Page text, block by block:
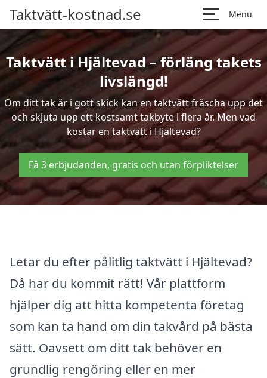
Taktvätt-kostnad.se Menu
Taktvätt i Hjältevad – förläng takets
livslängd!
Om ditt tak är i gott skick kan en taktvätt fräscha upp det
och skjuta upp ett kostsamt takbyte i flera år. Men vad
kostar en taktvätt i Hjältevad?
Få 3 erbjudanden, gratis och utan förpliktelser
Letar du efter pålitlig taktvätt i Hjältevad?
Då har du kommit rätt! Vår plattform
hjälper dig att hitta kompetenta företag
som kan ta hand om din takvård på bästa
sätt. Oavsett om ditt tak behöver en
grundlig rengöring eller en mer